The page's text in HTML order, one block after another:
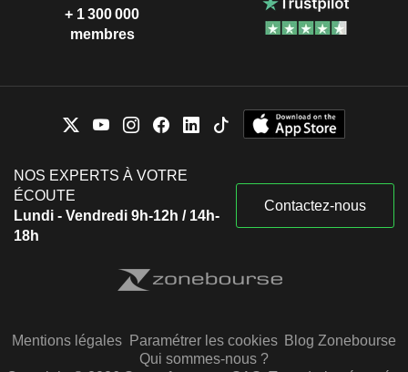
+ 1 300 000
membres
NOS EXPERTS À VOTRE
ÉCOUTE
Lundi - Vendredi 9h-12h / 14h-
18h
Contactez-nous
Mentions légales Paramétrer les cookies Blog Zonebourse
Qui sommes-nous ?